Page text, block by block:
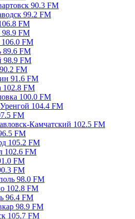
90.3 FM
99.2 FM
FM
98.9 FM
FM
89.6 FM
98.9 FM
FM
91.6 FM
102.8 FM
100.0 FM
104.4 FM
FM
Камчатский 102.5 FM
FM
105.2 FM
102.6 FM
FM
FM
98.0 FM
102.8 FM
96.4 FM
98.9 FM
105.7 FM